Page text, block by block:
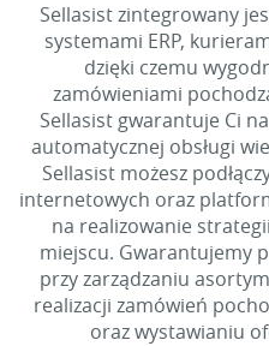
Sellasist zintegrowany
systemami ERP,
dzięki czemu
zamówieniami
Sellasist gwarantuje Ci
automatycznej obsługi
Sellasist możesz
internetowych oraz
na realizowanie
miejscu. Gwarantujemy
przy zarządzaniu
realizacji zamówień
oraz wystawianiu